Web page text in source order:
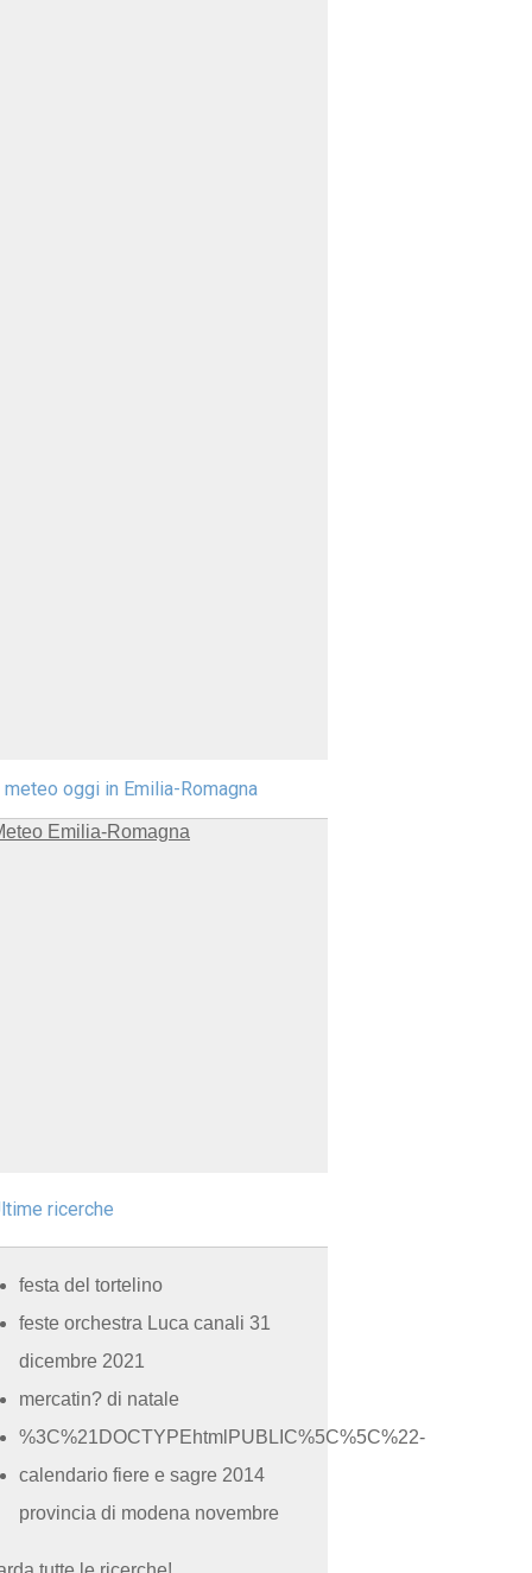
meteo oggi in Emilia-Romagna
ricerche
festa del tortelino
feste orchestra Luca canali 31
dicembre 2021
mercatin? di natale
%3C%21DOCTYPEhtmlPUBLIC%5C%5C%22-
calendario fiere e sagre 2014
provincia di modena novembre